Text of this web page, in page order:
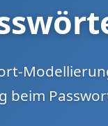
beim